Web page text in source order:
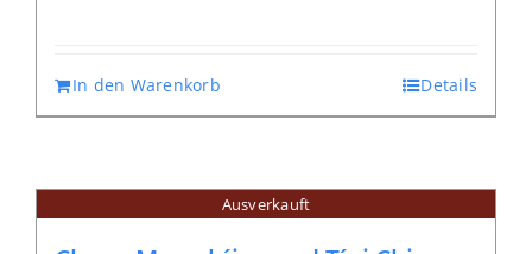
In den Warenkorb Details
Ausverkauft